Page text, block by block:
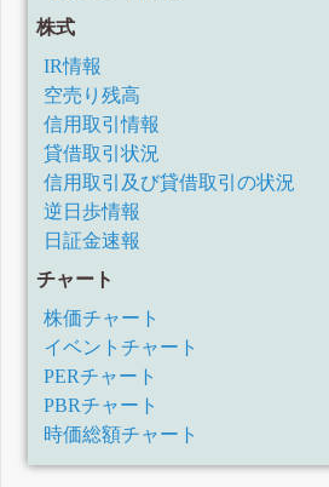
株式
IR情報
空売り残高
信用取引情報
貸借取引状況
信用取引及び貸借取引の状況
逆日歩情報
日証金速報
チャート
株価チャート
イベントチャート
PERチャート
PBRチャート
時価総額チャート